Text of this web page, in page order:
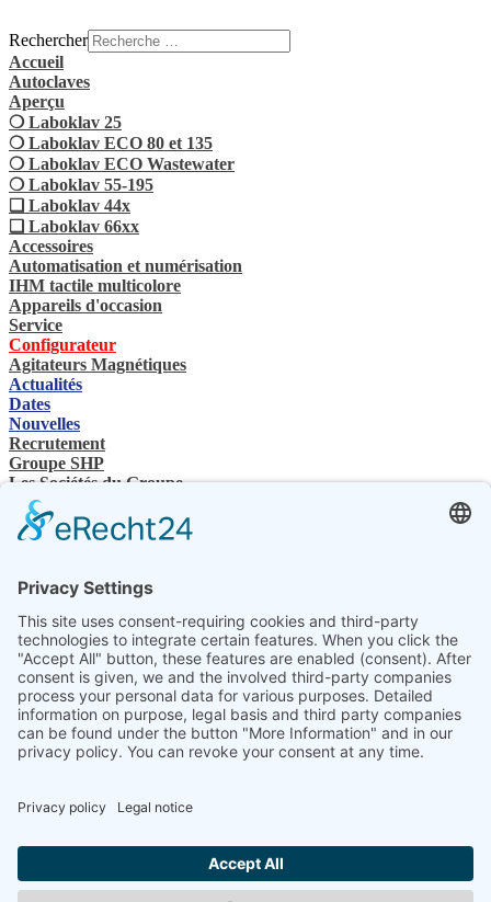
Rechercher
Accueil
Autoclaves
Aperçu
❍ Laboklav 25
❍ Laboklav ECO 80 et 135
❍ Laboklav ECO Wastewater
❍ Laboklav 55-195
❏ Laboklav 44x
❏ Laboklav 66xx
Accessoires
Automatisation et numérisation
IHM tactile multicolore
Appareils d'occasion
Service
Configurateur
Agitateurs Magnétiques
Actualités
Dates
Nouvelles
Recrutement
Groupe SHP
Les Sociétés du Groupe
Contacts
Nous contactez
Revendeurs spécialisés
Téléchargements SHP
Sélectionnez votre langue
DE
EN
PL